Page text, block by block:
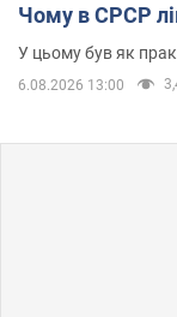
Чому в СРСР
У цьому був як
6.08.2026 13:00